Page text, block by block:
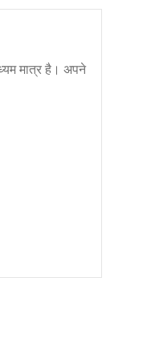
मात्र है। अपने